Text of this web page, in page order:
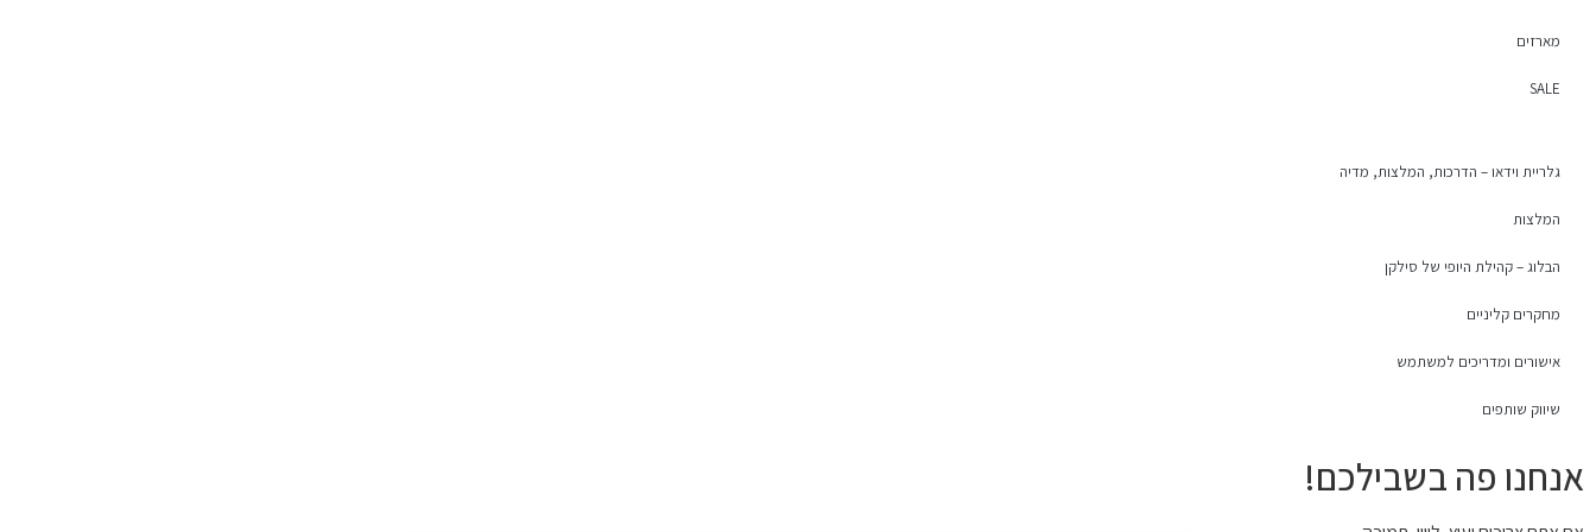
מארזים
SALE
גלריית וידאו – הדרכות, המלצות, מדיה
המלצות
הבלוג – קהילת היופי של סילקן
מחקרים קליניים
אישורים ומדריכים למשתמש
שיווק שותפים
אנחנו פה בשבילכם!